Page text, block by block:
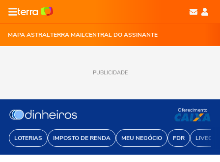
MAPA ASTRALTERRA MAILCENTRAL DO ASSINANTE
PUBLICIDADE
LOTERIAS IMPOSTO DE RENDA MEU NEGÓCIO FDR
Oferecimento